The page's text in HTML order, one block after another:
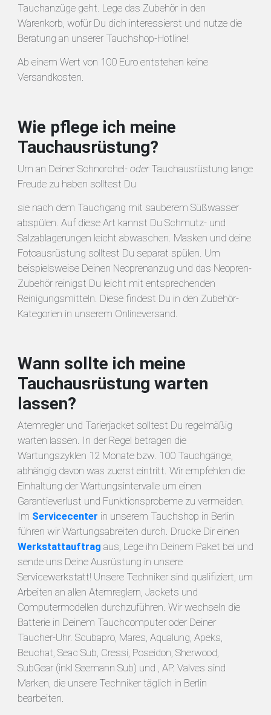
Tauchanzüge geht. Lege das Zubehör in den
Warenkorb, wofür Du dich interessierst und nutze die
Beratung an unserer Tauchshop-Hotline!
Ab einem Wert von 100 Euro entstehen keine
Versandkosten.
Wie pflege ich meine
Tauchausrüstung?
Um an Deiner Schnorchel- oderTauchausrüstung lange
Freude zu haben solltest Du
sie nach dem Tauchgang mit sauberem Süßwasser
abspülen. Auf diese Art kannst Du Schmutz- und
Salzablagerungen leicht abwaschen. Masken und deine
Fotoausrüstung solltest Du separat spülen. Um
beispielsweise Deinen Neoprenanzug und das Neopren-
Zubehör reinigst Du leicht mit entsprechenden
Reinigungsmitteln. Diese findest Du in den Zubehör-
Kategorien in unserem Onlineversand.
Wann sollte ich meine
Tauchausrüstung warten
lassen?
Atemregler und Tarierjacket solltest Du regelmäßig
warten lassen. In der Regel betragen die
Wartungszyklen 12 Monate bzw. 100 Tauchgänge,
abhängig davon was zuerst eintritt. Wir empfehlen die
Einhaltung der Wartungsintervalle um einen
Garantieverlust und Funktionsprobeme zu vermeiden.
Im Servicecenter in unserem Tauchshop in Berlin
führen wir Wartungsabreiten durch. Drucke Dir einen
Werkstattauftrag aus, Lege ihn Deinem Paket bei und
sende uns Deine Ausrüstung in unsere
Servicewerkstatt! Unsere Techniker sind qualifiziert, um
Arbeiten an allen Atemreglern, Jackets und
Computermodellen durchzuführen. Wir wechseln die
Batterie in Deinem Tauchcomputer oder Deiner
Taucher-Uhr. Scubapro, Mares, Aqualung, Apeks,
Beuchat, Seac Sub, Cressi, Poseidon, Sherwood,
SubGear (inkl Seemann Sub) und , AP. Valves sind
Marken, die unsere Techniker täglich in Berlin
bearbeiten.